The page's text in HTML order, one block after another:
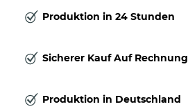
Produktion in 24 Stunden
Sicherer Kauf Auf Rechnung
Produktion in Deutschland